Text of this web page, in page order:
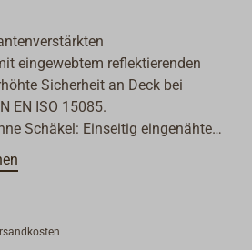
eingewebtem reflektierenden
Sicherheit an Deck bei
EN ISO 15085.
Schäkel: Einseitig eingenähte
in Decksklampen eingehängt
wird mit einer hochfesten
Kunststoffkappe abgedeckt
an Deck verursacht.